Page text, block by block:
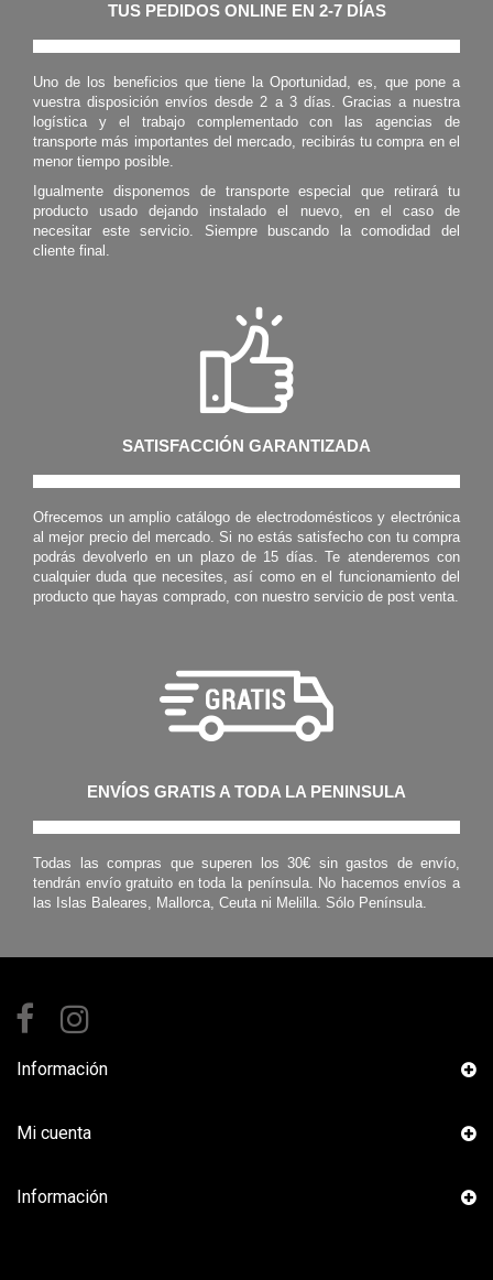
TUS PEDIDOS ONLINE EN 2-7 DÍAS
Uno de los beneficios que tiene la Oportunidad, es, que pone a
vuestra disposición envíos desde 2 a 3 días. Gracias a nuestra
logística y el trabajo complementado con las agencias de
transporte más importantes del mercado, recibirás tu compra en el
menor tiempo posible.
Igualmente disponemos de transporte especial que retirará tu
producto usado dejando instalado el nuevo, en el caso de
necesitar este servicio. Siempre buscando la comodidad del
cliente final.
SATISFACCIÓN GARANTIZADA
Ofrecemos un amplio catálogo de electrodomésticos y electrónica
al mejor precio del mercado. Si no estás satisfecho con tu compra
podrás devolverlo en un plazo de 15 días. Te atenderemos con
cualquier duda que necesites, así como en el funcionamiento del
producto que hayas comprado, con nuestro servicio de post venta.
ENVÍOS GRATIS A TODA LA PENINSULA
Todas las compras que superen los 30€ sin gastos de envío,
tendrán envío gratuito en toda la península. No hacemos envíos a
las Islas Baleares, Mallorca, Ceuta ni Melilla. Sólo Península.
Información
Mi cuenta
Información